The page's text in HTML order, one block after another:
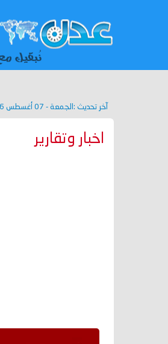
آخر تحديث : الجمعة - 07 أغسطس 2026 - 02:43 ص
اخبار وتقارير